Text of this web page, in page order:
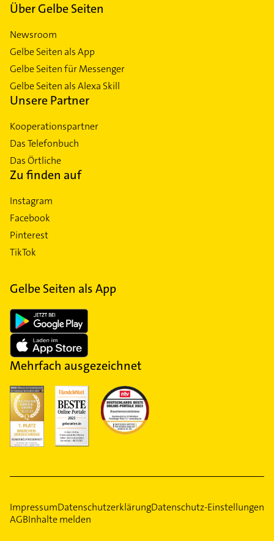
Über Gelbe Seiten
Newsroom
Gelbe Seiten als App
Gelbe Seiten für Messenger
Gelbe Seiten als Alexa Skill
Unsere Partner
Kooperationspartner
Das Telefonbuch
Das Örtliche
Zu finden auf
Instagram
Facebook
Pinterest
TikTok
Gelbe Seiten als App
Mehrfach ausgezeichnet
ImpressumDatenschutzerklärungDatenschutz-Einstellungen
AGBInhalte melden